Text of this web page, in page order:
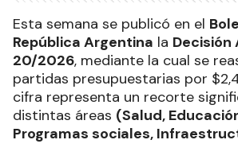
Esta semana se publicó en el
República Argentina la
20/2026, mediante la cual se
partidas presupuestarias por
cifra representa un recorte
distintas áreas (Salud,
Programas sociales,